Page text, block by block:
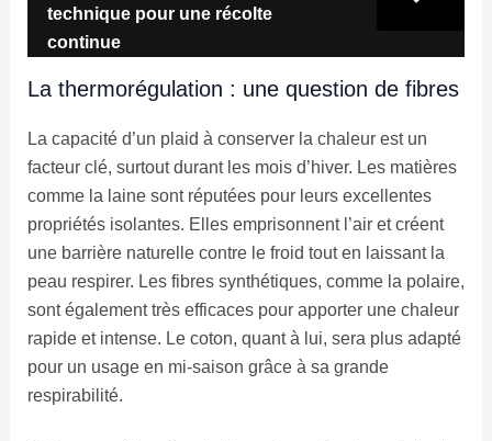
technique pour une récolte
continue
La thermorégulation : une question de fibres
La capacité d’un plaid à conserver la chaleur est un
facteur clé, surtout durant les mois d’hiver. Les matières
comme la laine sont réputées pour leurs excellentes
propriétés isolantes. Elles emprisonnent l’air et créent
une barrière naturelle contre le froid tout en laissant la
peau respirer. Les fibres synthétiques, comme la polaire,
sont également très efficaces pour apporter une chaleur
rapide et intense. Le coton, quant à lui, sera plus adapté
pour un usage en mi-saison grâce à sa grande
respirabilité.